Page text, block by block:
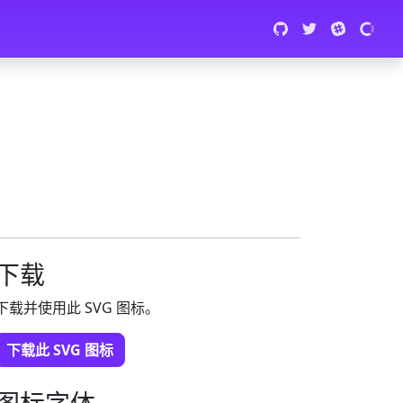
载
载并使用此 SVG 图标。
下载此 SVG 图标